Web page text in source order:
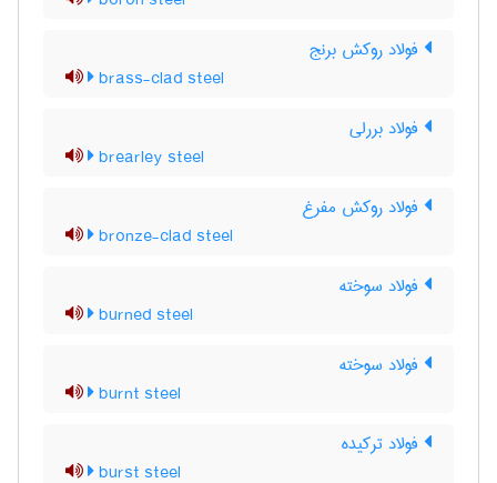
فولاد روکش برنج
brass-clad steel
فولاد بررلی
brearley steel
فولاد روکش مفرغ
bronze-clad steel
فولاد سوخته
burned steel
فولاد سوخته
burnt steel
فولاد ترکیده
burst steel